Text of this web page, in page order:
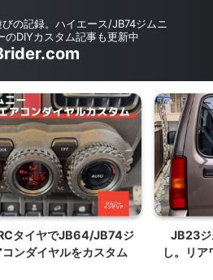
の記録。ハイエース/JB74ジムニ
のDIYカスタム記事も更新中
RCタイヤでJB64/JB74ジ
ンダイヤルをカスタム
JB23ジ
し。リ